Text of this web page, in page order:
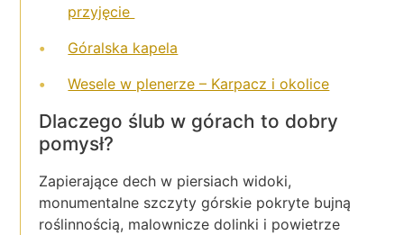
przyjęcie
Góralska kapela
Wesele w plenerze – Karpacz i okolice
Dlaczego ślub w górach to dobry
pomysł?
Zapierające dech w piersiach widoki,
monumentalne szczyty górskie pokryte bujną
roślinnością, malownicze dolinki i powietrze